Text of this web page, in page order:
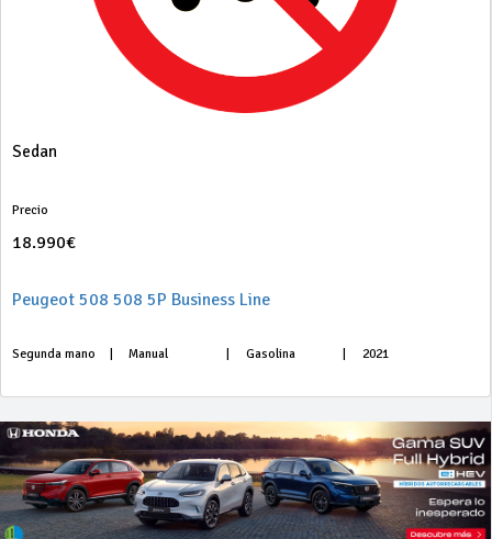
Sedan
Precio
18.990€
Peugeot 508 508 5P Business Line
Segunda mano Manual Gasolina 2021